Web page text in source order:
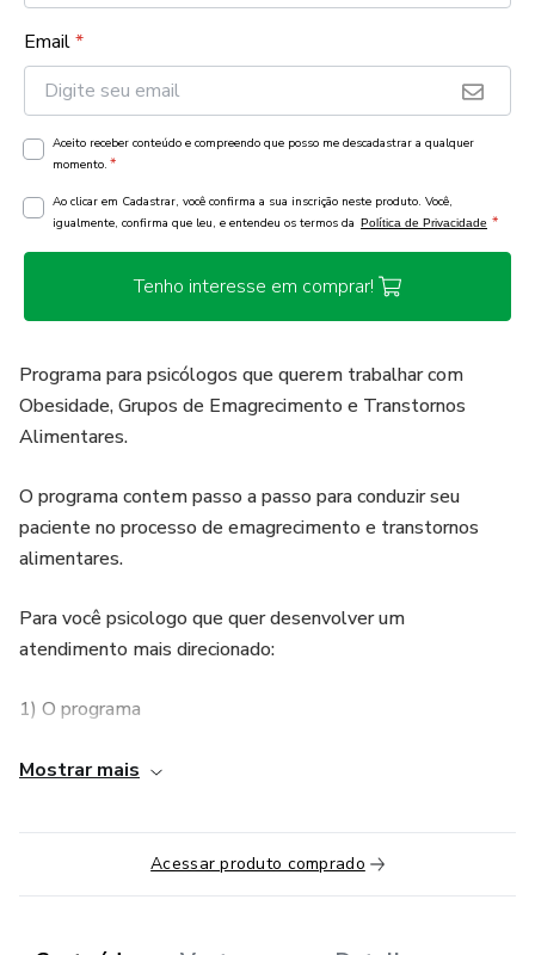
Email*
Aceito receber conteúdo e compreendo que posso me descadastrar a qualquer
momento. *
Ao clicar em Cadastrar, você confirma a sua inscrição neste produto. Você,
igualmente, confirma que leu, e entendeu os termos da Política de Privacidade *
Tenho interesse em comprar!
Programa para psicólogos que querem trabalhar com
Obesidade, Grupos de Emagrecimento e Transtornos
Alimentares.
O programa contem passo a passo para conduzir seu
paciente no processo de emagrecimento e transtornos
alimentares.
Para você psicologo que quer desenvolver um
atendimento mais direcionado:
1) O programa
2) Avaliação do Paciente
3) Comer Emocional
b. Lidando com a Fome
Mostrar mais
Acessar produto comprado